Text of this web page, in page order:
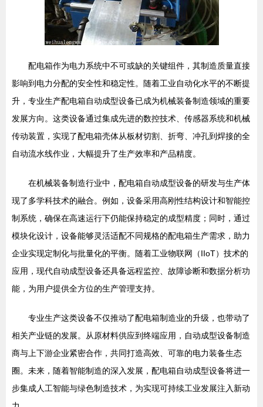
配电箱作为电力系统中不可或缺的关键组件，其制造质量直接
影响到电力分配的安全性和稳定性。随着工业自动化水平的不断提
升，专业生产配电箱自动成型设备已成为机械装备制造领域的重要
发展方向。这类设备通过集成先进的数控技术、传感器系统和机械
传动装置，实现了配电箱壳体从板材切割、折弯、冲孔到焊接的全
自动流水线作业，大幅提升了生产效率和产品精度。
在机械装备制造行业中，配电箱自动成型设备的研发与生产体
现了多学科技术的融合。例如，设备采用高刚性结构设计和智能控
制系统，确保在高速运行下仍能保持稳定的成型精度；同时，通过
模块化设计，设备能够灵活适配不同规格的配电箱生产需求，助力
企业实现定制化与批量化的平衡。随着工业物联网（IIoT）技术的
应用，现代自动成型设备还具备远程监控、故障诊断和数据分析功
能，为用户提供全方位的生产管理支持。
专业生产这类设备不仅推动了配电箱制造业的升级，也带动了
相关产业链的发展。从原材料供应到终端应用，自动成型设备制造
商与上下游企业紧密合作，共同打造高效、可靠的电力装备生态
圈。未来，随着智能制造的深入发展，配电箱自动成型设备将进一
步集成人工智能与绿色制造技术，为实现可持续工业发展注入新动